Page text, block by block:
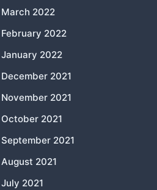
March 2022
February 2022
January 2022
December 2021
November 2021
October 2021
September 2021
August 2021
July 2021